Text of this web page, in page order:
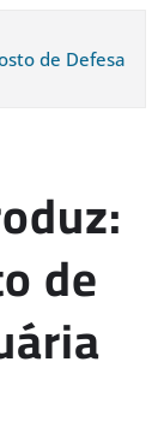
de Defesa
de